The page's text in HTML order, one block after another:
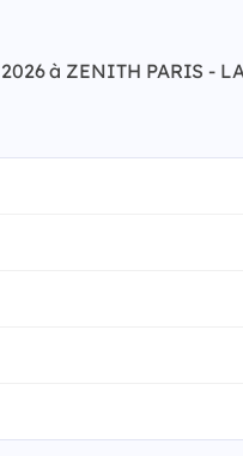
à ZENITH PARIS -